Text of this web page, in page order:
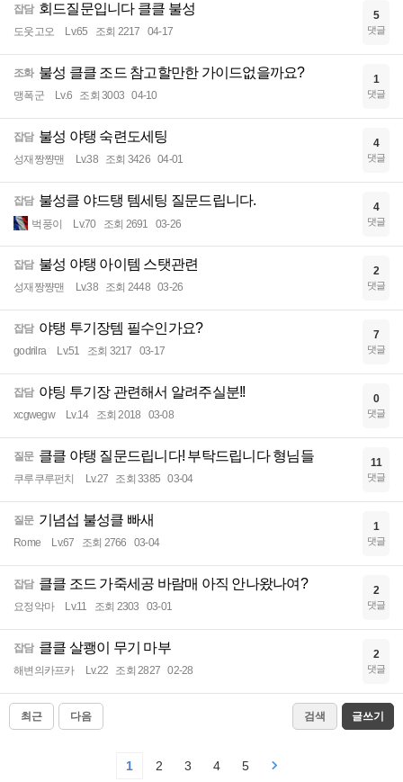
잡담 회드질문입니다 클클 불성
도웃고오 Lv.65 조회 2217 04-17
5
댓글
조화 불성 클클 조드 참고할만한 가이드없을까요?
맹폭군 Lv.6 조회 3003 04-10
1
댓글
잡담 불성 야탱 숙련도세팅
성재짱쨩맨 Lv.38 조회 3426 04-01
4
댓글
잡담 불성클 야드탱 템세팅 질문드립니다.
벅풍이 Lv.70 조회 2691 03-26
4
댓글
잡담 불성 야탱 아이템 스탯관련
성재짱쨩맨 Lv.38 조회 2448 03-26
2
댓글
잡담 야탱 투기장템 필수인가요?
godrilra Lv.51 조회 3217 03-17
7
댓글
잡담 야팅 투기장 관련해서 알려주실분!!
xcgwegw Lv.14 조회 2018 03-08
0
댓글
질문 클클 야탱 질문드립니다! 부탁드립니다 형님들
쿠루쿠루펀치 Lv.27 조회 3385 03-04
11
댓글
질문 기념섭 불성클 빠새
Rome Lv.67 조회 2766 03-04
1
댓글
잡담 클클 조드 가죽세공 바람매 아직 안나왔나여?
요정악마 Lv.11 조회 2303 03-01
2
댓글
잡담 클클 살쾡이 무기 마부
해변의카프카 Lv.22 조회 2827 02-28
2
댓글
최근 다음 검색 글쓰기
1 2 3 4 5